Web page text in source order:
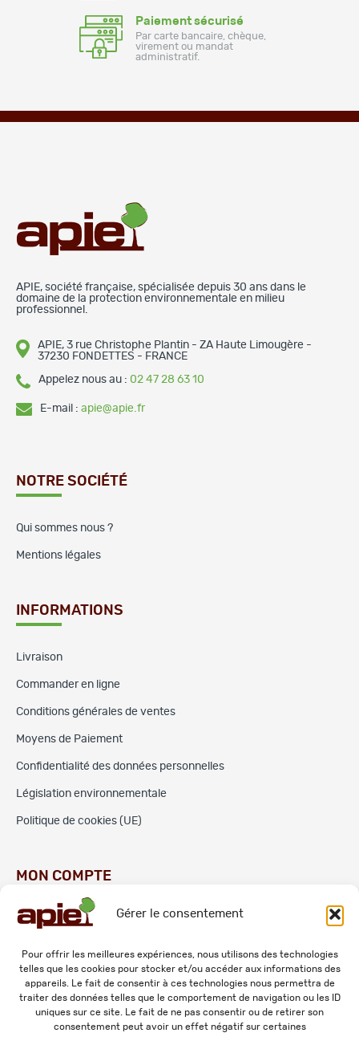
Gérer le consentement
Pour offrir les meilleures expériences, nous utilisons des technologies
telles que les cookies pour stocker et/ou accéder aux informations des
appareils. Le fait de consentir à ces technologies nous permettra de
traiter des données telles que le comportement de navigation ou les ID
uniques sur ce site. Le fait de ne pas consentir ou de retirer son
consentement peut avoir un effet négatif sur certaines
Paiement sécurisé
Par carte bancaire, chèque,
virement ou mandat
administratif.
APIE, société française, spécialisée depuis 30 ans dans le
domaine de la protection environnementale en milieu
professionnel.
APIE, 3 rue Christophe Plantin - ZA Haute Limougère -
37230 FONDETTES - FRANCE
Appelez nous au : 02 47 28 63 10
E-mail : apie@apie.fr
NOTRE SOCIÉTÉ
Qui sommes nous ?
Mentions légales
INFORMATIONS
Livraison
Commander en ligne
Conditions générales de ventes
Moyens de Paiement
Confidentialité des données personnelles
Législation environnementale
Politique de cookies (UE)
MON COMPTE
Commandes
Adresses
Mes informations personnelles